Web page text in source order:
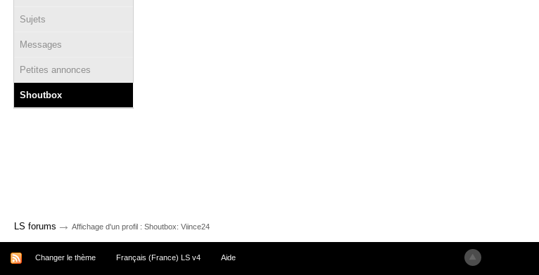
Sujets
Messages
Petites annonces
Shoutbox
LS forums → Affichage d'un profil : Shoutbox: Viince24
Changer le thème Français (France) LS v4 Aide